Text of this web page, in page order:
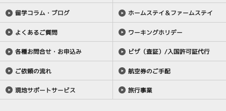
留学コラム・ブログ
よくあるご質問
各種お問合せ・お申込み
ご依頼の流れ
現地サポートサービス
ホームステイ＆ファームステイ
ワーキングホリデー
ビザ（査証）/入国許可証代行
航空券のご手配
旅行事業